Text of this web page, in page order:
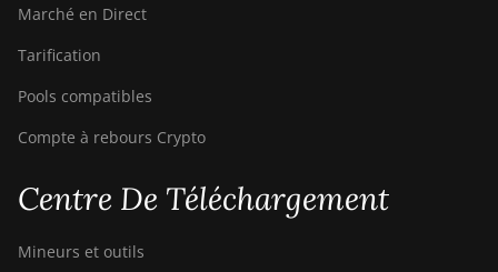
Marché en Direct
Tarification
Pools compatibles
Compte à rebours Crypto
Centre De Téléchargement
Mineurs et outils